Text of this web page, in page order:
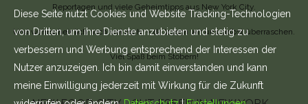
Reportagen und viele Geheimtipps aus New York City.
Und wahrscheinlich noch viel mehr – da lassen wir uns selbst überraschen.
Viel Spaß beim Stöbern!
Diese Seite nutzt Cookies und Website Tracking-Technologien
von Dritten, um ihre Dienste anzubieten und stetig zu
verbessern und Werbung entsprechend der Interessen der
Nutzer anzuzeigen. Ich bin damit einverstanden und kann
meine Einwilligung jederzeit mit Wirkung für die Zukunft